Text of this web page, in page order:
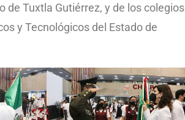
de Tuxtla Gutiérrez, y de los colegios
y Tecnológicos del Estado de